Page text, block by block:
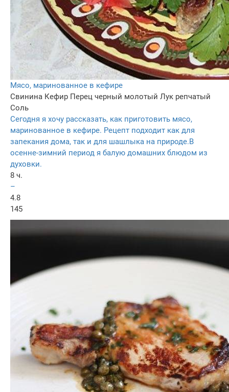
Мясо, маринованное в кефире
Свинина Кефир Перец черный молотый Лук репчатый
Соль
Сегодня я хочу рассказать, как приготовить мясо,
маринованное в кефире. Рецепт подходит как для
запекания дома, так и для шашлыка на природе.В
осенне-зимний период я балую домашних блюдом из
духовки.
8 ч.
–
4.8
145